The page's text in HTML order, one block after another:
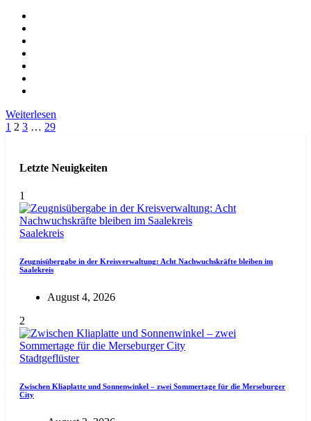
Weiterlesen
Seitennummerierung
der
1 2 3 … 29
Letzte Neuigkeiten
1
Saalekreis
Zeugnisübergabe in der Kreisverwaltung: Acht Nachwuchskräfte bleiben im
Saalekreis
August 4, 2026
2
Stadtgeflüster
Zwischen Kliaplatte und Sonnenwinkel – zwei Sommertage für die Merseburger
City